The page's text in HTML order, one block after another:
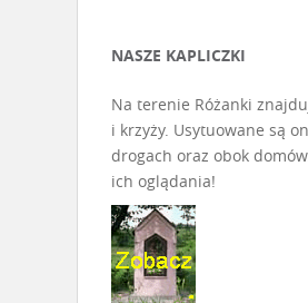
NASZE KAPLICZKI
Na terenie Różanki
i krzyży. Usytuowane są
drogach oraz obok
ich oglądania!